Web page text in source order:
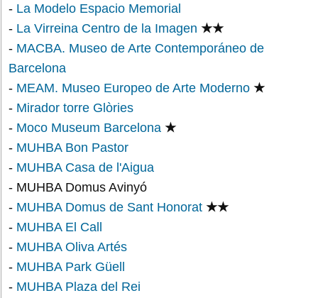
- La Modelo Espacio Memorial
- La Virreina Centro de la Imagen ★★
- MACBA. Museo de Arte Contemporáneo de
Barcelona
- MEAM. Museo Europeo de Arte Moderno ★
- Mirador torre Glòries
- Moco Museum Barcelona ★
- MUHBA Bon Pastor
- MUHBA Casa de l'Aigua
- MUHBA Domus Avinyó
- MUHBA Domus de Sant Honorat ★★
- MUHBA El Call
- MUHBA Oliva Artés
- MUHBA Park Güell
- MUHBA Plaza del Rei